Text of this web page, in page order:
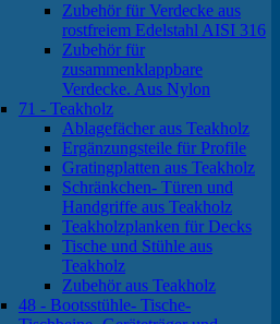
Zubehör für Verdecke aus
rostfreiem Edelstahl AISI 316
Zubehör für
zusammenklappbare
Verdecke. Aus Nylon
71 - Teakholz
Ablagefächer aus Teakholz
Ergänzungsteile für Profile
Gratingplatten aus Teakholz
Schränkchen- Türen und
Handgriffe aus Teakholz
Teakholzplanken für Decks
Tische und Stühle aus
Teakholz
Zubehör aus Teakholz
48 - Bootsstühle- Tische-